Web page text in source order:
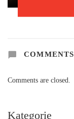
COMMENTS
Comments are closed.
Kategorie